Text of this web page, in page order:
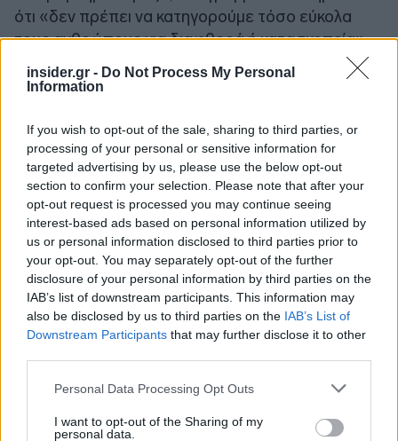
insider.gr - Do Not Process My Personal
Information
If you wish to opt-out of the sale, sharing to third parties, or
processing of your personal or sensitive information for
targeted advertising by us, please use the below opt-out
section to confirm your selection. Please note that after your
opt-out request is processed you may continue seeing
interest-based ads based on personal information utilized by
us or personal information disclosed to third parties prior to
your opt-out. You may separately opt-out of the further
disclosure of your personal information by third parties on the
IAB’s list of downstream participants. This information may
also be disclosed by us to third parties on the IAB’s List of
Downstream Participants that may further disclose it to other
Please note that this website/app uses one or more Google
not limited to your visit or usage behaviour. You may click to
Personal Data Processing Opt Outs
I want to opt-out of the Sharing of my
personal data.
ότι «δεν πρέπει να κατηγορούμε τόσο εύκολα
τους ανθρώπους για διαφθορά ή κατασκοπεία».